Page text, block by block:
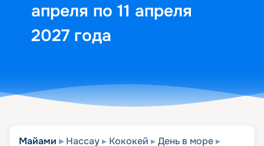
апреля по 11 апреля
2027 года
Майами Нассау Кококей
День в море